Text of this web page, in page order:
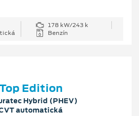
178 kW/243 k
Benzín
Edition
Hybrid (PHEV)
automatická